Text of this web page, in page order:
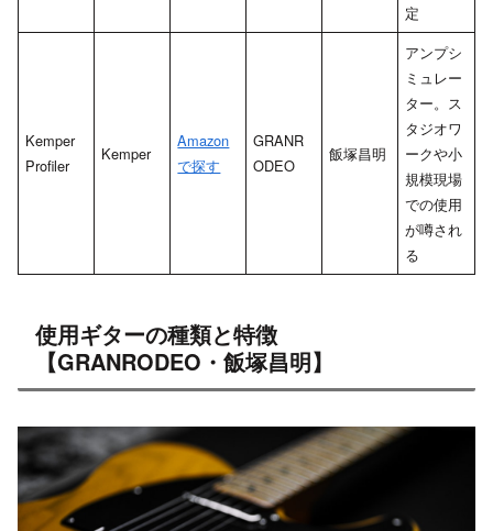
定
Kemper
Profiler
Kemper
Amazon
で探す
GRANR
ODEO
飯塚昌明
アンプシ
ミュレー
ター。ス
タジオワ
ークや小
規模現場
での使用
が噂され
る
使用ギターの種類と特徴
【GRANRODEO・飯塚昌明】